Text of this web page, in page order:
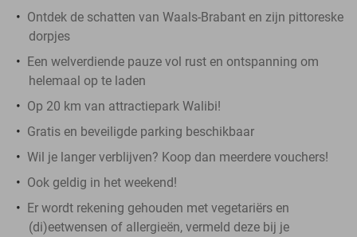
Ontdek de schatten van Waals-Brabant en zijn pittoreske
dorpjes
Een welverdiende pauze vol rust en ontspanning om
helemaal op te laden
Op 20 km van attractiepark Walibi!
Gratis en beveiligde parking beschikbaar
Wil je langer verblijven? Koop dan meerdere vouchers!
Ook geldig in het weekend!
Er wordt rekening gehouden met vegetariërs en
(di)eetwensen of allergieën, vermeld deze bij je